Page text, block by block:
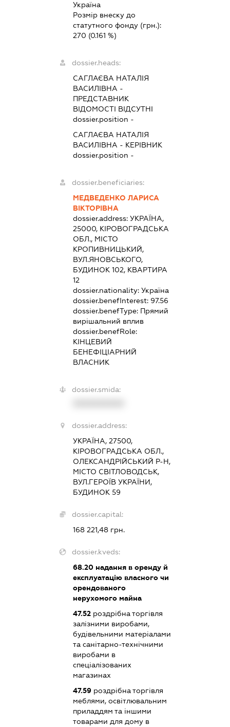
Україна
Розмір внеску до
статутного фонду (грн.):
270 (0.161 %)
dossier.heads:
САГЛАЄВА НАТАЛІЯ
ВАСИЛІВНА -
ПРЕДСТАВНИК
ВІДОМОСТІ ВІДСУТНІ
dossier.position -
САГЛАЄВА НАТАЛІЯ
ВАСИЛІВНА - КЕРІВНИК
dossier.position -
dossier.beneficiaries:
МЕДВЕДЕНКО ЛАРИСА
ВІКТОРІВНА
dossier.address:УКРАЇНА,
25000, КІРОВОГРАДСЬКА
ОБЛ., МІСТО
КРОПИВНИЦЬКИЙ,
ВУЛ.ЯНОВСЬКОГО,
БУДИНОК 102, КВАРТИРА
12
dossier.nationality:Україна
dossier.benefInterest: 97.56
dossier.benefType: Прямий
вирішальний вплив
dossier.benefRole:
КІНЦЕВИЙ
БЕНЕФІЦІАРНИЙ
ВЛАСНИК
dossier.smida:
dossier.address:
УКРАЇНА, 27500,
КІРОВОГРАДСЬКА ОБЛ.,
ОЛЕКСАНДРІЙСЬКИЙ Р-Н,
МІСТО СВІТЛОВОДСЬК,
ВУЛ.ГЕРОЇВ УКРАЇНИ,
БУДИНОК 59
dossier.capital:
168 221,48 грн.
dossier.kveds:
68.20 надання в оренду й
експлуатацію власного чи
орендованого
нерухомого майна
47.52 роздрібна торгівля
залізними виробами,
будівельними матеріалами
та санітарно-технічними
виробами в
спеціалізованих
магазинах
47.59 роздрібна торгівля
меблями, освітлювальним
приладдям та іншими
товарами для дому в